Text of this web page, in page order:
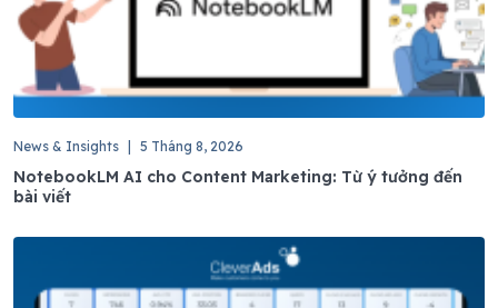
News & Insights 5 Tháng 8, 2026
NotebookLM AI cho Content Marketing: Từ ý tưởng đến
bài viết